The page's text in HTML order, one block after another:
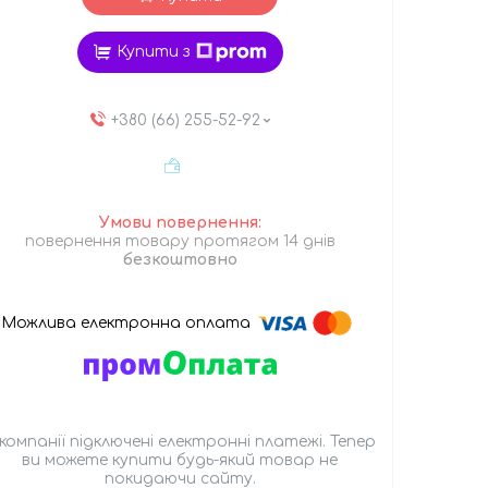
Купити з
+380 (66) 255-52-92
повернення товару протягом 14 днів
безкоштовно
підключені електронні платежі. Тепер
ви можете купити будь-який товар не
покидаючи сайту.